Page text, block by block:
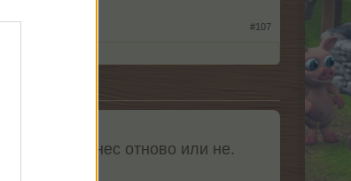
#107
още днес отново или не.